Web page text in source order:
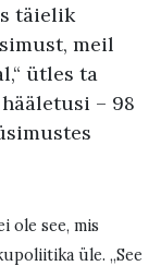
täielik
meil
ütles ta
– 98
ole see, mis
üle. „See